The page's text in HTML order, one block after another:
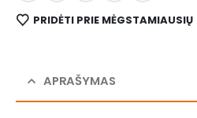
PRIDĖTI PRIE MĖGSTAMIAUSIŲ
APRAŠYMAS